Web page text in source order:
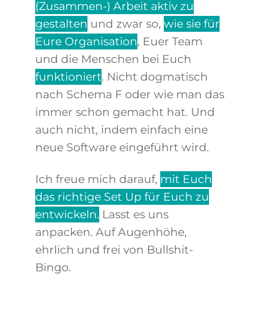
(Zusammen-) Arbeit aktiv zu
gestalten und zwar so, wie sie für
Eure Organisation, Euer Team
und die Menschen bei Euch
funktioniert. Nicht dogmatisch
nach Schema F oder wie man das
immer schon gemacht hat. Und
auch nicht, indem einfach eine
neue Software eingeführt wird.
Ich freue mich darauf, mit Euch
das richtige Set Up für Euch zu
entwickeln. Lasst es uns
anpacken. Auf Augenhöhe,
ehrlich und frei von Bullshit-
Bingo.